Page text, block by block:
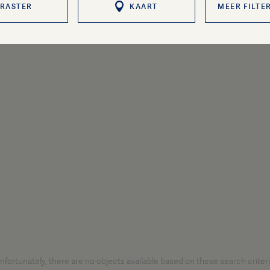
RASTER KAART MEER
there are no objects available based on these search